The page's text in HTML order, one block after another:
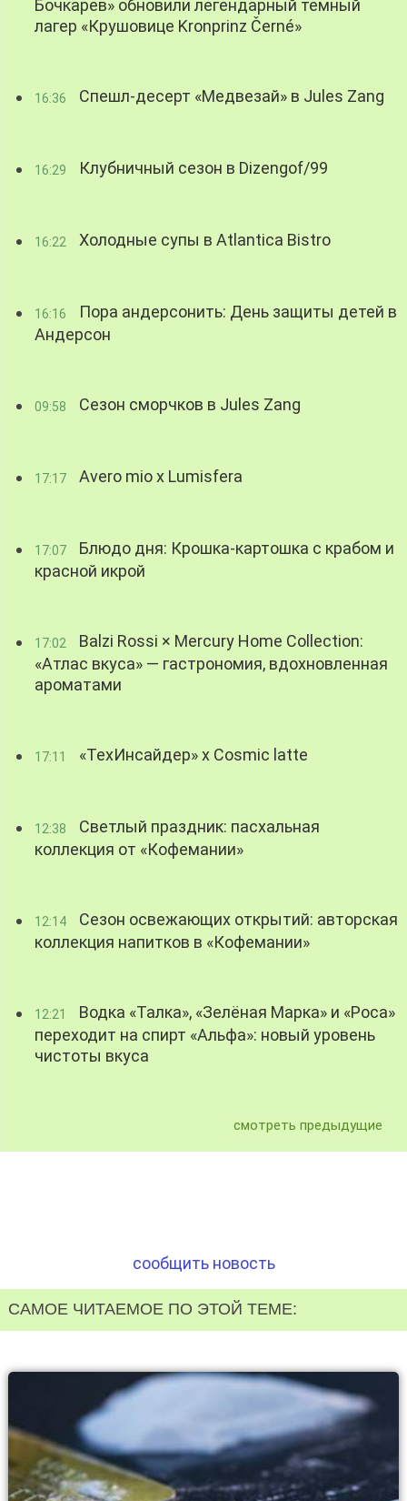
Бочкарев» обновили легендарный темный
лагер «Крушовице Kronprinz Černé»
16:36 Спешл-десерт «Медвезай» в Jules Zang
16:29 Клубничный сезон в Dizengof/99
16:22 Холодные супы в Atlantica Bistro
16:16
Пора андерсонить: День защиты детей в
Андерсон
09:58 Сезон сморчков в Jules Zang
17:17 Avero mio x Lumisfera
17:07
Блюдо дня: Крошка-картошка с крабом и
красной икрой
17:02
Balzi Rossi × Mercury Home Collection:
«Атлас вкуса» — гастрономия, вдохновленная
ароматами
17:11 «ТехИнсайдер» х Cosmic latte
12:38
Светлый праздник: пасхальная
коллекция от «Кофемании»
12:14
Сезон освежающих открытий: авторская
коллекция напитков в «Кофемании»
12:21
Водка «Талка», «Зелёная Марка» и «Роса»
переходит на спирт «Альфа»: новый уровень
чистоты вкуса
смотреть предыдущие
сообщить новость
САМОЕ ЧИТАЕМОЕ ПО ЭТОЙ ТЕМЕ: